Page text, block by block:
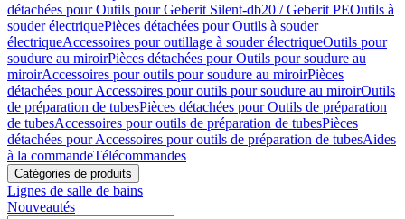
détachées pour Outils pour Geberit Silent-db20 / Geberit PEOutils à
souder électriquePièces détachées pour Outils à souder
électriqueAccessoires pour outillage à souder électriqueOutils pour
soudure au miroirPièces détachées pour Outils pour soudure au
miroirAccessoires pour outils pour soudure au miroirPièces
détachées pour Accessoires pour outils pour soudure au miroirOutils
de préparation de tubesPièces détachées pour Outils de préparation
de tubesAccessoires pour outils de préparation de tubesPièces
détachées pour Accessoires pour outils de préparation de tubesAides
à la commandeTélécommandes
Catégories de produits
Lignes de salle de bains
Nouveautés